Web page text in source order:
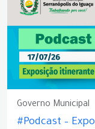
Governo Municipal
#Podcast –